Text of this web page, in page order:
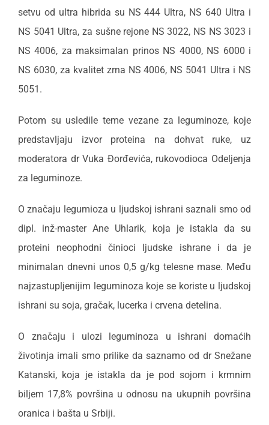
setvu od ultra hibrida su NS 444 Ultra, NS 640 Ultra i
NS 5041 Ultra, za sušne rejone NS 3022, NS NS 3023 i
NS 4006, za maksimalan prinos NS 4000, NS 6000 i
NS 6030, za kvalitet zrna NS 4006, NS 5041 Ultra i NS
5051.
Potom su usledile teme vezane za leguminoze, koje
predstavljaju izvor proteina na dohvat ruke, uz
moderatora dr Vuka Đorđevića, rukovodioca Odeljenja
za leguminoze.
O značaju legumioza u ljudskoj ishrani saznali smo od
dipl. inž-master Ane Uhlarik, koja je istakla da su
proteini neophodni činioci ljudske ishrane i da je
minimalan dnevni unos 0,5 g/kg telesne mase. Među
najzastupljenijim leguminoza koje se koriste u ljudskoj
ishrani su soja, gračak, lucerka i crvena detelina.
O značaju i ulozi leguminoza u ishrani domaćih
životinja imali smo prilike da saznamo od dr Snežane
Katanski, koja je istakla da je pod sojom i krmnim
biljem 17,8% površina u odnosu na ukupnih površina
oranica i bašta u Srbiji.